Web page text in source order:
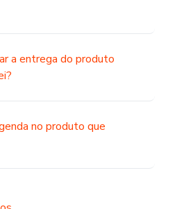
a entrega do produto
no produto que